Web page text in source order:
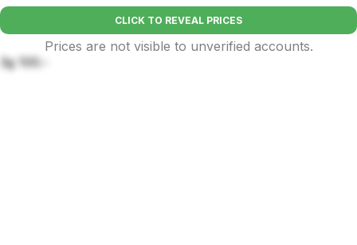
CLICK TO REVEAL PRICES
Prices are not visible to unverified accounts.
3g 100.-